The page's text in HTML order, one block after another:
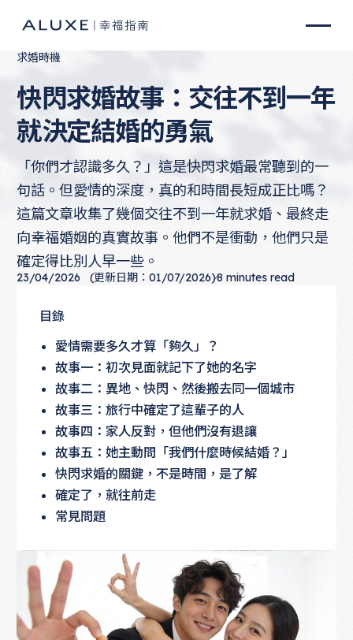
求婚時機
快閃求婚故事：交往不到一年
就決定結婚的勇氣
「你們才認識多久？」這是快閃求婚最常聽到的一
句話。但愛情的深度，真的和時間長短成正比嗎？
這篇文章收集了幾個交往不到一年就求婚、最終走
向幸福婚姻的真實故事。他們不是衝動，他們只是
確定得比別人早一些。
23/04/2026 (更新日期：01/07/2026)8 minutes read
目錄
愛情需要多久才算「夠久」？
故事一：初次見面就記下了她的名字
故事二：異地、快閃、然後搬去同一個城市
故事三：旅行中確定了這輩子的人
故事四：家人反對，但他們沒有退讓
故事五：她主動問「我們什麼時候結婚？」
快閃求婚的關鍵，不是時間，是了解
確定了，就往前走
常見問題